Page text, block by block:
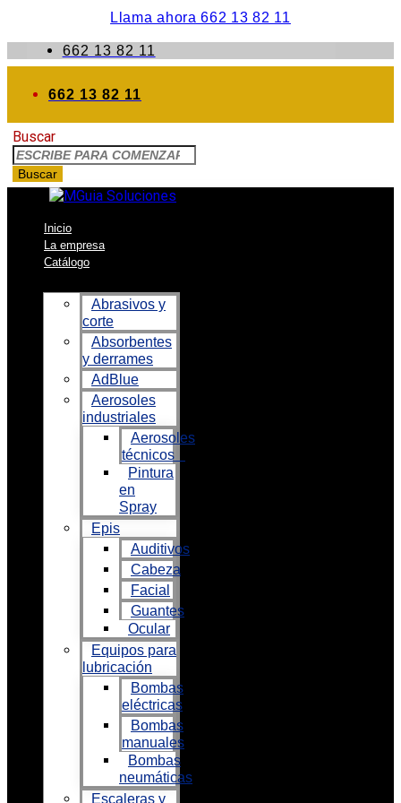
Llama ahora 662 13 82 11
662 13 82 11
662 13 82 11
Buscar
Buscar
Inicio
La empresa
Catálogo
Abrasivos y
corte
Absorbentes
y derrames
AdBlue
Aerosoles
industriales
Aerosoles
técnicos
Pintura
en
Spray
Epis
Auditivos
Cabeza
Facial
Guantes
Ocular
Equipos para
lubricación
Bombas
eléctricas
Bombas
manuales
Bombas
neumáticas
Escaleras y